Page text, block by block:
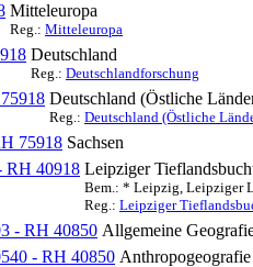
Mitteleuropa
Reg.: Mitteleuropa
Deutschland
Reg.: Deutschlandforschung
Deutschland (Östliche
Reg.: Deutschland (Östliche
75918 Sachsen
RH 40918 Leipziger
Bem.: * Leipzig, Leipziger
Reg.: Leipziger
- RH 40850 Allgemeine
- RH 40850 Anthropogeografie